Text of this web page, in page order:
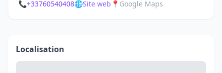
📞+33760540408🌐Site web 📍 Google Maps
Localisation